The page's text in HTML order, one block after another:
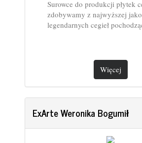
Surowce do produkcji płytek
zdobywamy z najwyższej
legendarnych cegieł
Więcej
ExArte Weronika Bogumił